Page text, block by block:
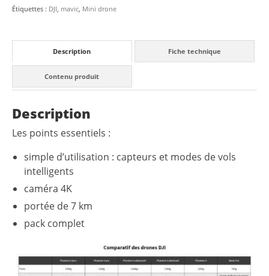
Étiquettes : DJI, mavic, Mini drone
Description Fiche technique
Contenu produit
Description
Les points essentiels :
simple d’utilisation : capteurs et modes de vols
intelligents
caméra 4K
portée de 7 km
pack complet